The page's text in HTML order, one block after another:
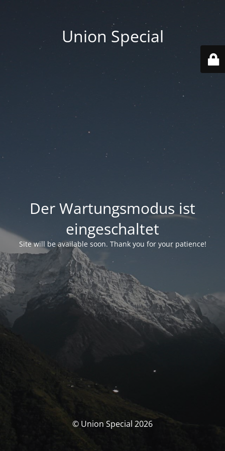
Union Special
Der Wartungsmodus ist
eingeschaltet
Site will be available soon. Thank you for your patience!
© Union Special 2026